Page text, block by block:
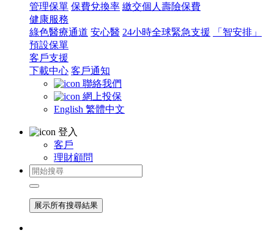
管理保單 保費兌換率 繳交個人壽險保費
健康服務
綠色醫療通道 安心醫 24小時全球緊急支援
「智安排」
預設保單
客戶支援
下載中心 客戶通知
聯絡我們
網上投保
English 繁體中文
登入
客戶
理財顧問
展示所有搜尋結果